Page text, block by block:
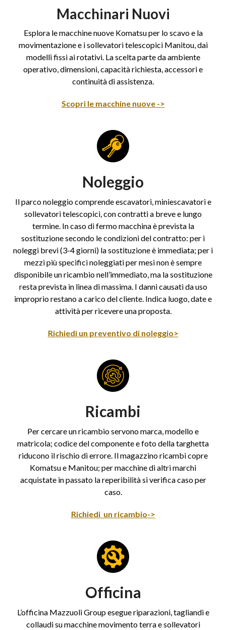
Macchinari Nuovi
Esplora le macchine nuove Komatsu per lo scavo e la
movimentazione e i sollevatori telescopici Manitou, dai
modelli fissi ai rotativi. La scelta parte da ambiente
operativo, dimensioni, capacità richiesta, accessori e
continuità di assistenza.
Scopri le macchine nuove ->
Noleggio
Il parco noleggio comprende escavatori, miniescavatori e
sollevatori telescopici, con contratti a breve e lungo
termine. In caso di fermo macchina è prevista la
sostituzione secondo le condizioni del contratto: per i
noleggi brevi (3-4 giorni) la sostituzione è immediata; per i
mezzi più specifici noleggiati per mesi non è sempre
disponibile un ricambio nell’immediato, ma la sostituzione
resta prevista in linea di massima. I danni causati da uso
improprio restano a carico del cliente. Indica luogo, date e
attività per ricevere una proposta.
Richiedi un preventivo di noleggio>
Ricambi
Per cercare un ricambio servono marca, modello e
matricola; codice del componente e foto della targhetta
riducono il rischio di errore. Il magazzino ricambi copre
Komatsu e Manitou; per macchine di altri marchi
acquistate in passato la reperibilità si verifica caso per
caso.
Richiedi un ricambio->
Officina
L’officina Mazzuoli Group esegue riparazioni, tagliandi e
collaudi su macchine movimento terra e sollevatori